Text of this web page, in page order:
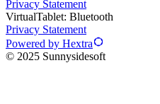
Privacy Statement
VirtualTablet: Bluetooth
Privacy Statement
Powered by Hextra
© 2025 Sunnysidesoft